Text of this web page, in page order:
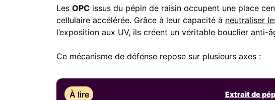
Les OPC issus du pépin de raisin occupent une place
cellulaire accélérée. Grâce à leur capacité à neutraliser
l’exposition aux UV, ils créent un véritable bouclier anti-
Ce mécanisme de défense repose sur plusieurs axes :
À lire Extrait de